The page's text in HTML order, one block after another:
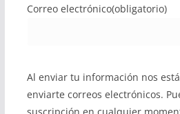
Correo electrónico(obligatorio)
Al enviar tu información nos
enviarte correos electrónicos.